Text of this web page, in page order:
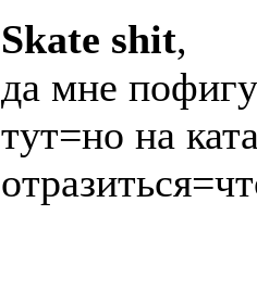
Skate shit,
да мне
тут=но на